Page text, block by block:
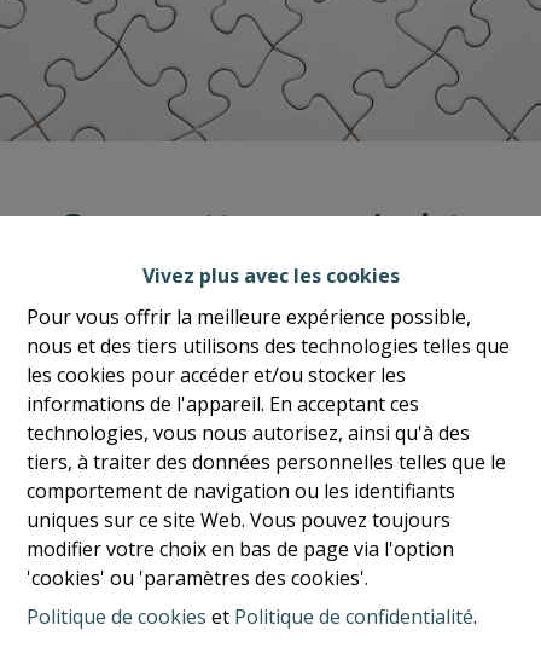
Vivez plus avec les cookies
Pour vous offrir la meilleure expérience possible,
nous et des tiers utilisons des technologies telles que
les cookies pour accéder et/ou stocker les
informations de l'appareil. En acceptant ces
technologies, vous nous autorisez, ainsi qu'à des
tiers, à traiter des données personnelles telles que le
comportement de navigation ou les identifiants
uniques sur ce site Web. Vous pouvez toujours
modifier votre choix en bas de page via l'option
'cookies' ou 'paramètres des cookies'.
Politique de cookies et Politique de confidentialité.
Oups, cette page n'existe
plus
À Vendre À Louer